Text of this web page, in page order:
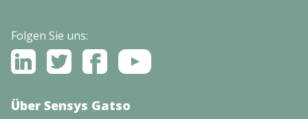
Folgen Sie uns:
Über Sensys Gatso